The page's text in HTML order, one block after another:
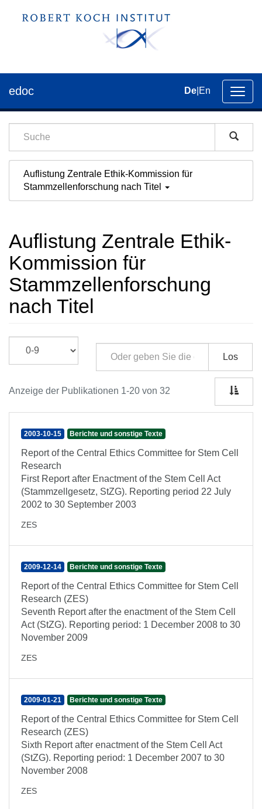
der
edoc De En
Auflistung Zentrale Ethik-Kommission für
Stammzellenforschung nach Titel
Auflistung Zentrale Ethik-
Kommission für
Stammzellenforschung
nach Titel
Los
Anzeige der Publikationen 1-20 von 32
2003-10-15 Berichte und sonstige Texte
Report of the Central Ethics Committee for Stem Cell
Research
First Report after Enactment of the Stem Cell Act
(Stammzellgesetz, StZG). Reporting period 22 July
2002 to 30 September 2003
ZES
2009-12-14 Berichte und sonstige Texte
Report of the Central Ethics Committee for Stem Cell
Research (ZES)
Seventh Report after the enactment of the Stem Cell
Act (StZG). Reporting period: 1 December 2008 to 30
November 2009
ZES
2009-01-21 Berichte und sonstige Texte
Report of the Central Ethics Committee for Stem Cell
Research (ZES)
Sixth Report after enactment of the Stem Cell Act
(StZG). Reporting period: 1 December 2007 to 30
November 2008
ZES